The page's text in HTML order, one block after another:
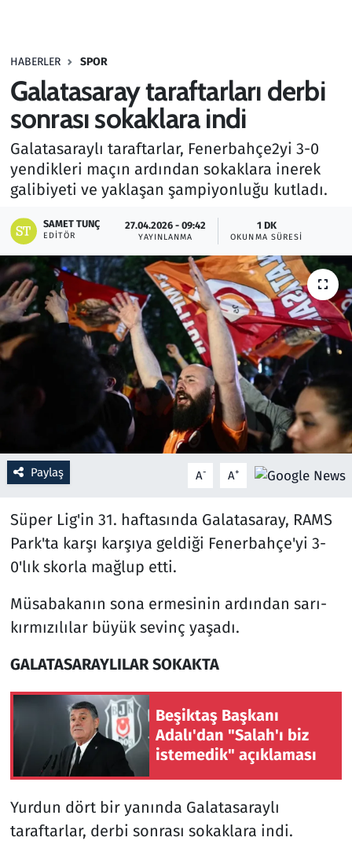
HABERLER SPOR
Galatasaray taraftarları derbi
sonrası sokaklara indi
Galatasaraylı taraftarlar, Fenerbahçe2yi 3-0
yendikleri maçın ardından sokaklara inerek
galibiyeti ve yaklaşan şampiyonluğu kutladı.
SAMET TUNÇ
EDITÖR
27.04.2026 - 09:42
YAYINLANMA
1 DK
OKUNMA SÜRESI
Paylaş A- A+
Süper Lig'in 31. haftasında Galatasaray, RAMS
Park'ta karşı karşıya geldiği Fenerbahçe'yi 3-
0'lık skorla mağlup etti.
Müsabakanın sona ermesinin ardından sarı-
kırmızılılar büyük sevinç yaşadı.
GALATASARAYLILAR SOKAKTA
Beşiktaş Başkanı
Adalı'dan "Salah'ı biz
istemedik" açıklaması
Yurdun dört bir yanında Galatasaraylı
taraftarlar, derbi sonrası sokaklara indi.
Haber
Kültür Sanat
Kurumsal Haberler
Lezzet Durağı
Memur ve Kamu
Otomobil
Oyun
Ramazan
Resmi İlanlar
Rüya Tabirleri
Sağlık
Savunma Sanayi
Seçim 2023
Teknoloji ve Bilim
Televizyon